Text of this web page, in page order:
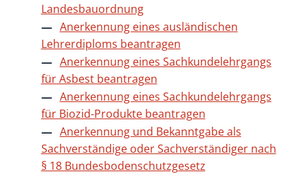
Landesbauordnung
Anerkennung eines ausländischen
Lehrerdiploms beantragen
Anerkennung eines Sachkundelehrgangs
für Asbest beantragen
Anerkennung eines Sachkundelehrgangs
für Biozid-Produkte beantragen
Anerkennung und Bekanntgabe als
Sachverständige oder Sachverständiger nach
§ 18 Bundesbodenschutzgesetz